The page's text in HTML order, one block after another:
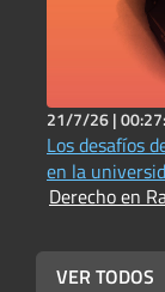
21/7/26 |
Los desafíos
en la
Derecho en
VER TODOS